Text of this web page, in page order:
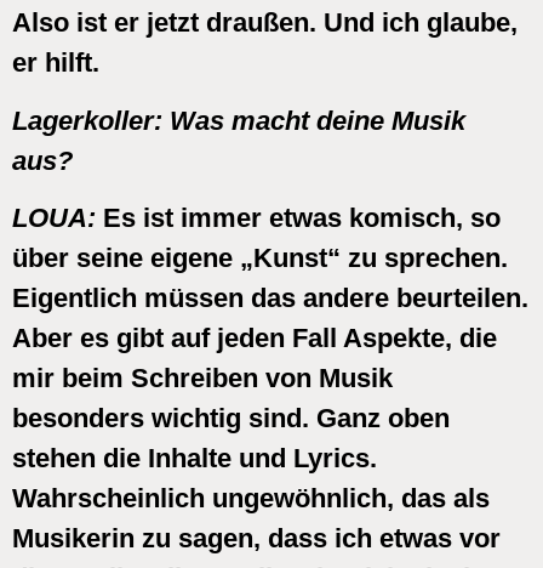
Also ist er jetzt draußen. Und ich glaube,
er hilft.
Lagerkoller: Was macht deine Musik
aus?
LOUA: Es ist immer etwas komisch, so
über seine eigene „Kunst“ zu sprechen.
Eigentlich müssen das andere beurteilen.
Aber es gibt auf jeden Fall Aspekte, die
mir beim Schreiben von Musik
besonders wichtig sind. Ganz oben
stehen die Inhalte und Lyrics.
Wahrscheinlich ungewöhnlich, das als
Musikerin zu sagen, dass ich etwas vor